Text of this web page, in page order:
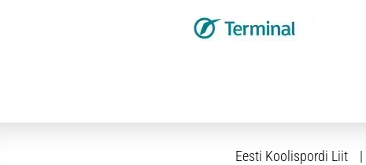
Eesti Koolispordi Liit